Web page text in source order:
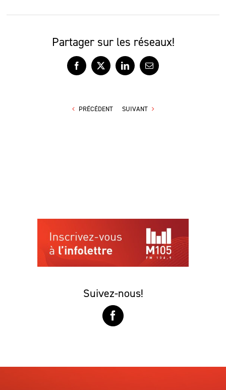
Partager sur les réseaux!
Facebook
X LinkedInCourriel
PRÉCÉDENT SUIVANT
Suivez-nous!